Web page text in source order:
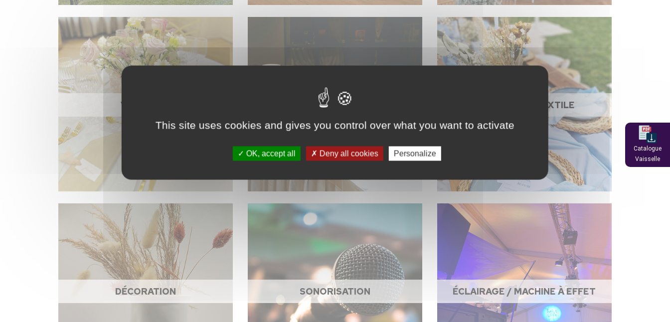
VAISSELLE ACCESSOIRES DE CUISINE NAPPAGE ET TEXTILE
DÉCORATION SONORISATION ÉCLAIRAGE / MACHINE À EFFET
Catalogue
Vaisselle
This site uses cookies and gives you control over what you want to activate
OK, accept all Deny all cookies Personalize